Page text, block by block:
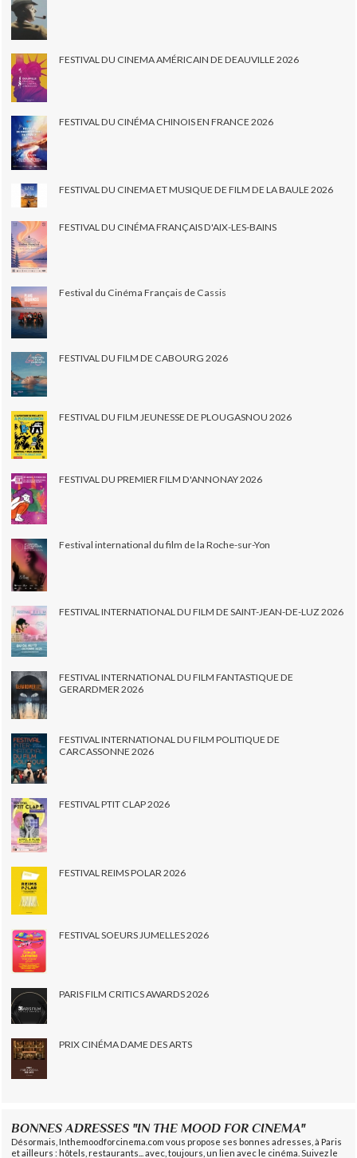
FESTIVAL DU CINEMA AMÉRICAIN DE DEAUVILLE 2026
FESTIVAL DU CINÉMA CHINOIS EN FRANCE 2026
FESTIVAL DU CINEMA ET MUSIQUE DE FILM DE LA BAULE 2026
FESTIVAL DU CINÉMA FRANÇAIS D'AIX-LES-BAINS
Festival du Cinéma Français de Cassis
FESTIVAL DU FILM DE CABOURG 2026
FESTIVAL DU FILM JEUNESSE DE PLOUGASNOU 2026
FESTIVAL DU PREMIER FILM D'ANNONAY 2026
Festival international du film de la Roche-sur-Yon
FESTIVAL INTERNATIONAL DU FILM DE SAINT-JEAN-DE-LUZ 2026
FESTIVAL INTERNATIONAL DU FILM FANTASTIQUE DE
GERARDMER 2026
FESTIVAL INTERNATIONAL DU FILM POLITIQUE DE
CARCASSONNE 2026
FESTIVAL PTIT CLAP 2026
FESTIVAL REIMS POLAR 2026
FESTIVAL SOEURS JUMELLES 2026
PARIS FILM CRITICS AWARDS 2026
PRIX CINÉMA DAME DES ARTS
BONNES ADRESSES "IN THE MOOD FOR CINEMA"
Désormais, Inthemoodforcinema.com vous propose ses bonnes adresses, à Paris
et ailleurs : hôtels, restaurants... avec, toujours, un lien avec le cinéma. Suivez le